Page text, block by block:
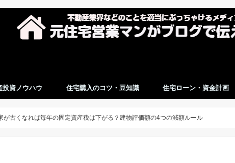
投資ノウハウ 住宅購入のコツ・豆知識 住宅ローン・資金計画
が古くなれば毎年の固定資産税は下がる？建物評価額の4つの減額ルール